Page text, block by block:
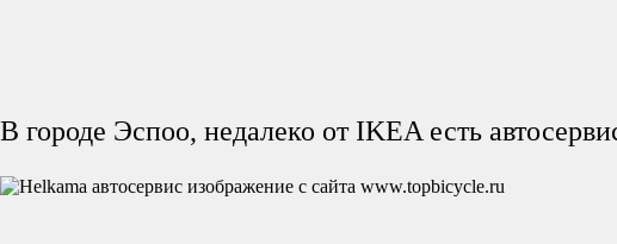
В городе Эспоо, недалеко от IKEA есть